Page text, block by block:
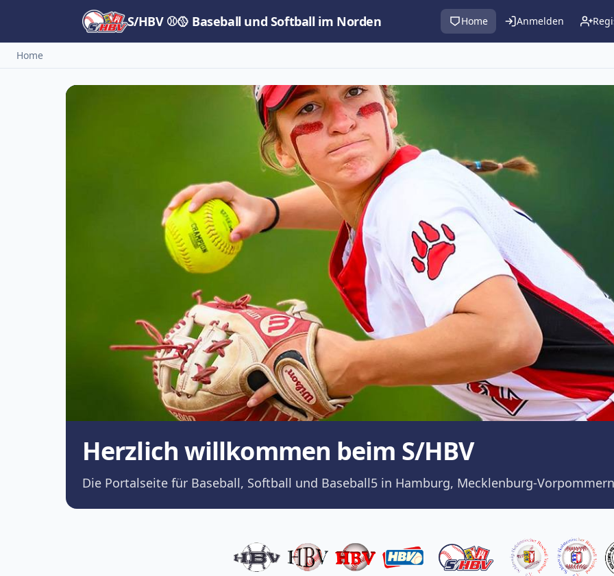
S/HBV ⚾🥎 Baseball und Softball im Norden Home Anmelden
Home
Herzlich willkommen beim S/HBV
Die Portalseite für Baseball, Softball und Baseball5 in Hamburg, Mecklenburg-